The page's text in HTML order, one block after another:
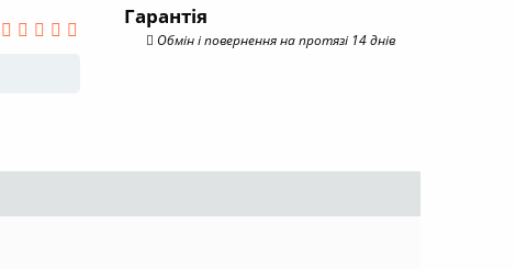
Гарантія
Обмін і повернення на протязі 14 днів